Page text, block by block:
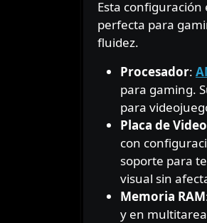
Esta
perfecta para
fluidez.
Procesador:
para gaming.
para
Placa de Video
con
soporte para
visual sin
Memoria RAM
y en